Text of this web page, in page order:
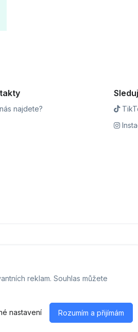
reklam. Souhlas můžete
nastavení Rozumím a přijímám
najdete?